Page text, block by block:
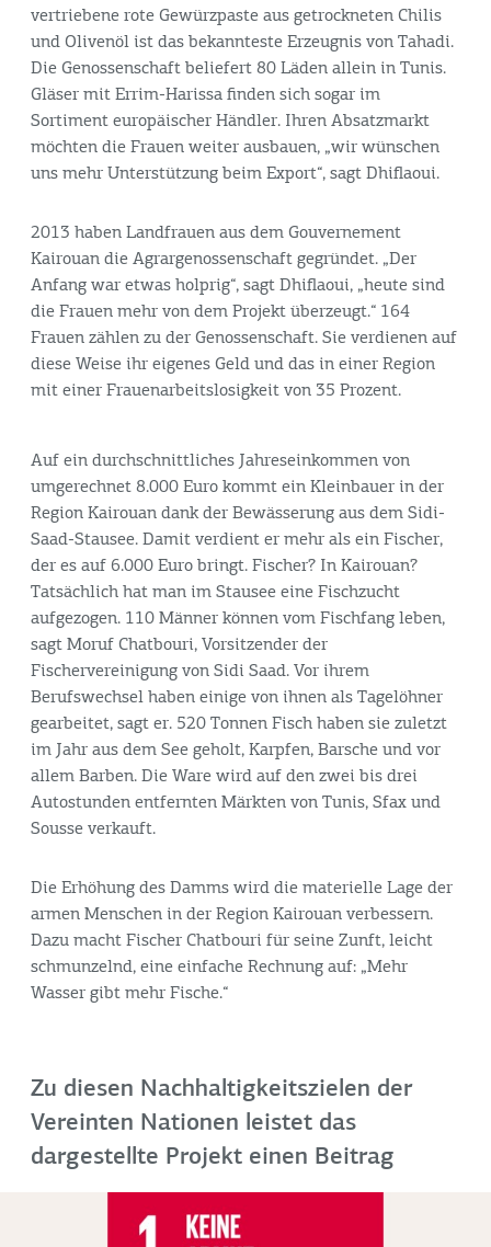
vertriebene rote Gewürzpaste aus getrockneten Chilis
und Olivenöl ist das bekannteste Erzeugnis von Tahadi.
Die Genossenschaft beliefert 80 Läden allein in Tunis.
Gläser mit Errim-Harissa finden sich sogar im
Sortiment europäischer Händler. Ihren Absatzmarkt
möchten die Frauen weiter ausbauen, „wir wünschen
uns mehr Unterstützung beim Export“, sagt Dhiflaoui.
2013 haben Landfrauen aus dem Gouvernement
Kairouan die Agrargenossenschaft gegründet. „Der
Anfang war etwas holprig“, sagt Dhiflaoui, „heute sind
die Frauen mehr von dem Projekt überzeugt.“ 164
Frauen zählen zu der Genossenschaft. Sie verdienen auf
diese Weise ihr eigenes Geld und das in einer Region
mit einer Frauenarbeitslosigkeit von 35 Prozent.
Auf ein durchschnittliches Jahreseinkommen von
umgerechnet 8.000 Euro kommt ein Kleinbauer in der
Region Kairouan dank der Bewässerung aus dem Sidi-
Saad-Stausee. Damit verdient er mehr als ein Fischer,
der es auf 6.000 Euro bringt. Fischer? In Kairouan?
Tatsächlich hat man im Stausee eine Fischzucht
aufgezogen. 110 Männer können vom Fischfang leben,
sagt Moruf Chatbouri, Vorsitzender der
Fischervereinigung von Sidi Saad. Vor ihrem
Berufswechsel haben einige von ihnen als Tagelöhner
gearbeitet, sagt er. 520 Tonnen Fisch haben sie zuletzt
im Jahr aus dem See geholt, Karpfen, Barsche und vor
allem Barben. Die Ware wird auf den zwei bis drei
Autostunden entfernten Märkten von Tunis, Sfax und
Sousse verkauft.
Die Erhöhung des Damms wird die materielle Lage der
armen Menschen in der Region Kairouan verbessern.
Dazu macht Fischer Chatbouri für seine Zunft, leicht
schmunzelnd, eine einfache Rechnung auf: „Mehr
Wasser gibt mehr Fische.“
Zu diesen Nachhaltigkeitszielen der
Vereinten Nationen leistet das
dargestellte Projekt einen Beitrag